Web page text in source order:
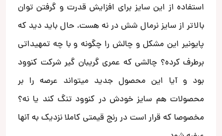
استفاده از این سایز برای افزایش قدرت و گرفتن توان
بالاتر از سایز نرمال شش در نه هست. حال باید دید که
پایونیر این مشکل و چالش را چگونه و با چه تمهیداتی
برطرف کرده؟ چالشی که عمری گریبان گیر شرکت کنوود
بود و آیا این محصول جدید میتواند عرصه را بر
محصولات هم سایز خودش در کنوود تنگ کند یا نه؟
مخصوصا که قرار است در رنج قیمتی کاملا نزدیک به آنها